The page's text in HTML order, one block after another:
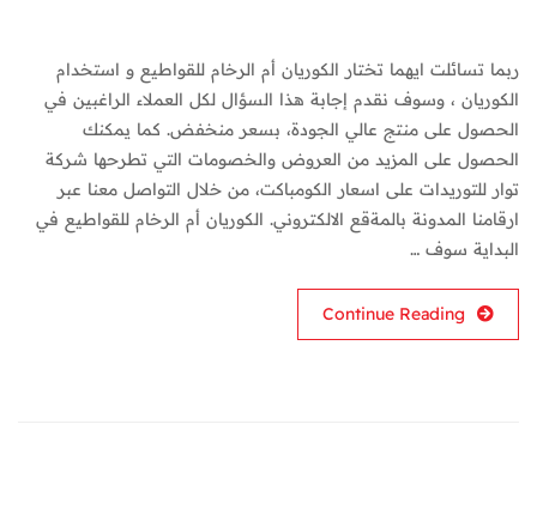
ربما تسائلت ايهما تختار الكوريان أم الرخام للقواطيع و استخدام
الكوريان ، وسوف نقدم إجابة هذا السؤال لكل العملاء الراغبين في
الحصول على منتج عالي الجودة، بسعر منخفض. كما يمكنك
الحصول على المزيد من العروض والخصومات التي تطرحها شركة
توار للتوريدات على اسعار الكومباكت، من خلال التواصل معنا عبر
ارقامنا المدونة بالمةقع الالكتروني. الكوريان أم الرخام للقواطيع في
البداية سوف …
Continue Reading